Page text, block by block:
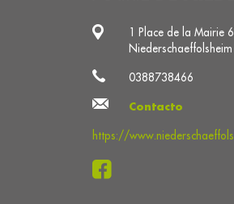
1 Place de la Mairie
0388738466
Contacto
https://